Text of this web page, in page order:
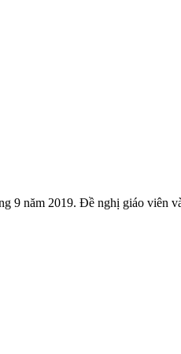
9 năm 2019. Đề nghị giáo viên